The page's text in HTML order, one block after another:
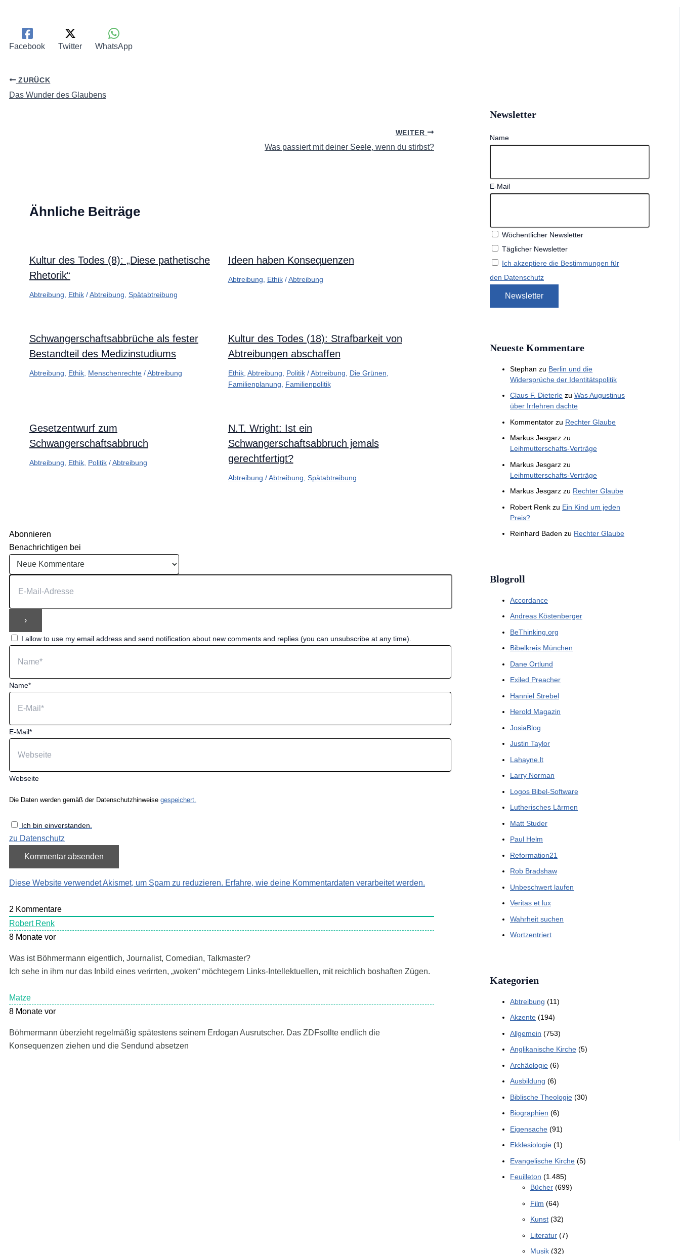
Facebook Twitter WhatsApp
ZURÜCK
Das Wunder des Glaubens
WEITER
Was passiert mit deiner Seele, wenn du stirbst?
Ähnliche Beiträge
Kultur des Todes (8): „Diese pathetische
Rhetorik“
Abtreibung Ethik /Abtreibung Spätabtreibung
Ideen haben Konsequenzen
Abtreibung Ethik/Abtreibung
Schwangerschaftsabbrüche als fester
Bestandteil des Medizinstudiums
Abtreibung Ethik Menschenrechte /Abtreibung
Kultur des Todes (18): Strafbarkeit von
Abtreibungen abschaffen
Ethik, Abtreibung Politik/Abtreibung Die Grünen
Familienplanung
Familienpolitik
Gesetzentwurf zum
Schwangerschaftsabbruch
Abtreibung Ethik Politik /Abtreibung
N.T. Wright: Ist ein
Schwangerschaftsabbruch jemals
gerechtfertigt?
Abtreibung /Abtreibung Spätabtreibung
Abonnieren
Benachrichtigen bei
I allow to use my email address and send notification about new comments and replies (you can unsubscribe at any time).
Name*
E-Mail*
Webseite
Die Daten werden gemäß der Datenschutzhinweise gespeichert.
Ich bin einverstanden.
zu Datenschutz
Diese Website verwendet Akismet, um Spam zu reduzieren. Erfahre, wie deine Kommentardaten verarbeitet werden.
2 Kommentare
Robert Renk
8 Monate vor
Was ist Böhmermann eigentlich, Journalist, Comedian, Talkmaster?
Ich sehe in ihm nur das Inbild eines verirrten, „woken“ möchtegern Links-Intellektuellen, mit reichlich boshaften Zügen.
Matze
8 Monate vor
Böhmermann überzieht regelmäßig spätestens seinem Erdogan Ausrutscher. Das ZDFsollte endlich die
Konsequenzen ziehen und die Sendund absetzen
Newsletter
Name
E-Mail
Wöchentlicher Newsletter
Täglicher Newsletter
Ich akzeptiere die Bestimmungen für
den Datenschutz
Neueste Kommentare
Stephan zu Berlin und die
Widersprüche der Identitätspolitik
Claus F. Dieterle zu Was Augustinus
über Irrlehren dachte
Kommentator zu Rechter Glaube
Markus Jesgarz zu
Leihmutterschafts-Verträge
Markus Jesgarz zu
Leihmutterschafts-Verträge
Markus Jesgarz zu Rechter Glaube
Robert Renk zu Ein Kind um jeden
Preis?
Reinhard Baden zu Rechter Glaube
Blogroll
Accordance
Andreas Köstenberger
BeThinking.org
Bibelkreis München
Dane Ortlund
Exiled Preacher
Hanniel Strebel
Herold Magazin
JosiaBlog
Justin Taylor
Lahayne.lt
Larry Norman
Logos Bibel-Software
Lutherisches Lärmen
Matt Studer
Paul Helm
Reformation21
Rob Bradshaw
Unbeschwert laufen
Veritas et lux
Wahrheit suchen
Wortzentriert
Kategorien
Abtreibung (11)
Akzente (194)
Allgemein (753)
Anglikanische Kirche (5)
Archäologie (6)
Ausbildung (6)
Biblische Theologie (30)
Biographien (6)
Eigensache (91)
Ekklesiologie (1)
Evangelische Kirche (5)
Feuilleton (1.485)
Bücher (699)
Film (64)
Kunst (32)
Literatur (7)
Musik (32)